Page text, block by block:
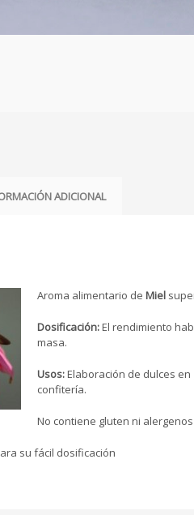
ADICIONAL
Aroma alimentario de Miel
Dosificación:El rendimiento
masa.
Usos:Elaboración de dulces
confitería.
No contiene gluten ni alergenos
su fácil dosificación